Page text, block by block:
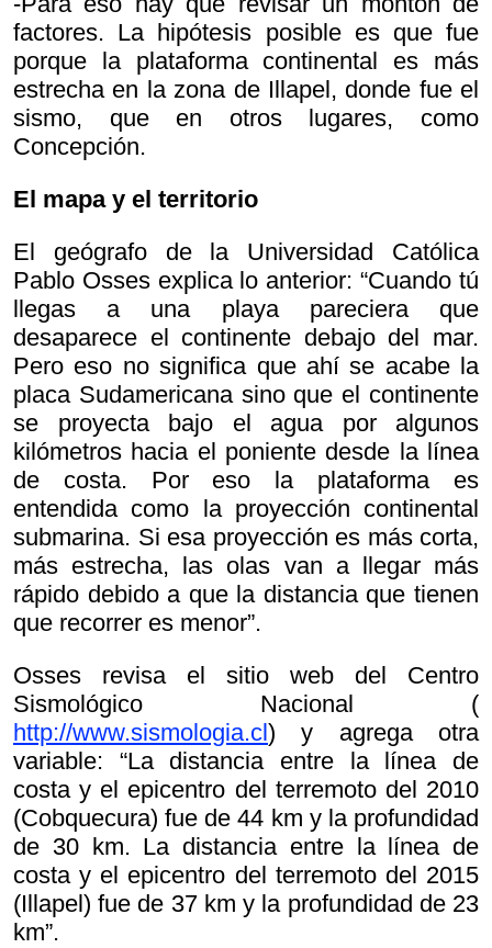
factores. La hipótesis posible es que fue
porque la plataforma continental es más
estrecha en la zona de Illapel, donde fue el
sismo, que en otros lugares, como
Concepción.
El mapa y el territorio
El geógrafo de la Universidad Católica
Pablo Osses explica lo anterior: “Cuando tú
llegas a una playa pareciera que
desaparece el continente debajo del mar.
Pero eso no significa que ahí se acabe la
placa Sudamericana sino que el continente
se proyecta bajo el agua por algunos
kilómetros hacia el poniente desde la línea
de costa. Por eso la plataforma es
entendida como la proyección continental
submarina. Si esa proyección es más corta,
más estrecha, las olas van a llegar más
rápido debido a que la distancia que tienen
que recorrer es menor”.
Osses revisa el sitio web del Centro
Sismológico Nacional (
http://www.sismologia.cl) y agrega otra
variable: “La distancia entre la línea de
costa y el epicentro del terremoto del 2010
(Cobquecura) fue de 44 km y la profundidad
de 30 km. La distancia entre la línea de
costa y el epicentro del terremoto del 2015
(Illapel) fue de 37 km y la profundidad de 23
km”.